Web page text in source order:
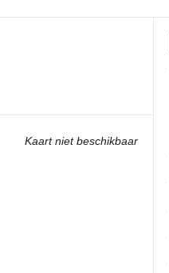
Kaart niet beschikbaar